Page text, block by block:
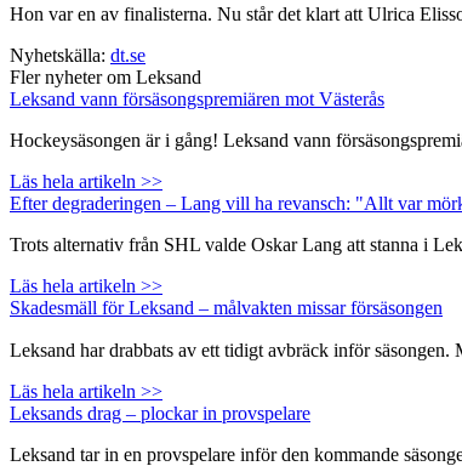
Hon var en av finalisterna. Nu står det klart att Ulrica
Nyhetskälla: dt.se
Fler nyheter om Leksand
Leksand vann försäsongspremiären mot Västerås
Hockeysäsongen är i gång! Leksand vann
Läs hela artikeln >>
Efter degraderingen – Lang vill ha revansch: "Allt var
Trots alternativ från SHL valde Oskar Lang att stanna i
Läs hela artikeln >>
Skadesmäll för Leksand – målvakten missar försäsongen
Leksand har drabbats av ett tidigt avbräck inför
Läs hela artikeln >>
Leksands drag – plockar in provspelare
Leksand tar in en provspelare inför den kommande